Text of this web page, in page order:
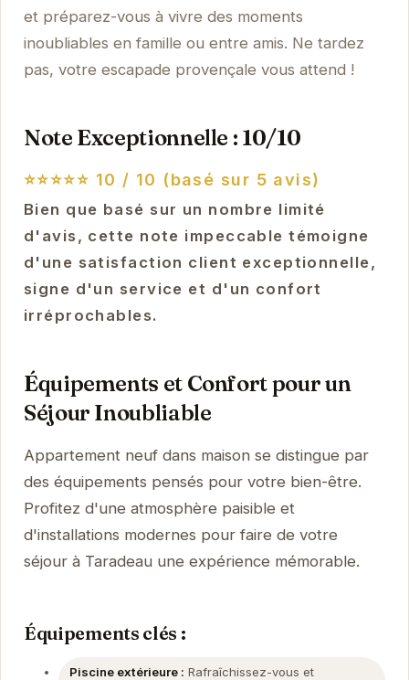
et préparez-vous à vivre des moments
inoubliables en famille ou entre amis. Ne tardez
pas, votre escapade provençale vous attend !
Note Exceptionnelle : 10/10
⭐⭐⭐⭐⭐ 10 / 10 (basé sur 5 avis)
Bien que basé sur un nombre limité
d'avis, cette note impeccable témoigne
d'une satisfaction client exceptionnelle,
signe d'un service et d'un confort
irréprochables.
Équipements et Confort pour un
Séjour Inoubliable
Appartement neuf dans maison se distingue par
des équipements pensés pour votre bien-être.
Profitez d'une atmosphère paisible et
d'installations modernes pour faire de votre
séjour à Taradeau une expérience mémorable.
Équipements clés :
Piscine extérieure : Rafraîchissez-vous et